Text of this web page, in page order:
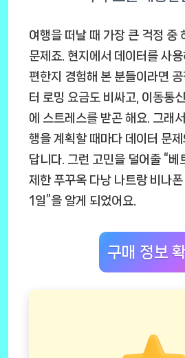
여행을 떠날 때 가장 큰 걱정 중
문제죠. 현지에서 데이터를 사
편한지 경험해 본 분들이라면 공
터 로밍 요금도 비싸고, 이동통
에 스트레스를 받곤 해요. 그래
행을 계획할 때마다 데이터 문
답니다. 그런 고민을 덜어줄 “
제한 푸꾸옥 다낭 나트랑 비나
1일”을 알게 되었어요.
구매 정보